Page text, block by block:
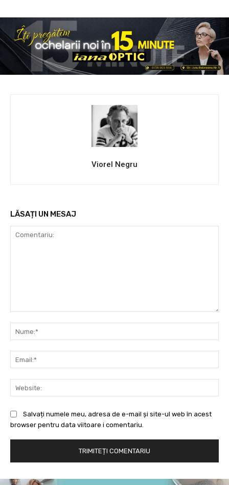
Viorel Negru
LĂSAȚI UN MESAJ
Salvați numele meu, adresa de e-mail și site-ul web în acest
browser pentru data viitoare i comentariu.